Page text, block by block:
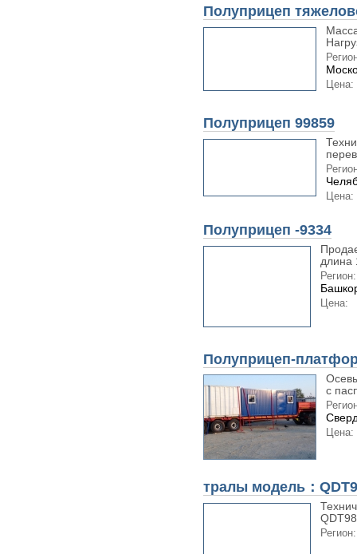
Полуприцеп
Цена:
Полуприцеп 99859
Цена:
Полуприцеп -9334
длина
Регион:
Цена:
Полуприцеп-
с
Цена:
тралы модель：
Регион: